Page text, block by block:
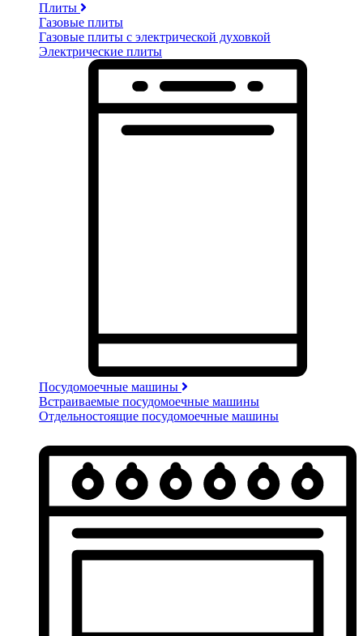
Плиты
Газовые плиты
Газовые плиты с электрической духовкой
Электрические плиты
Посудомоечные машины
Встраиваемые посудомоечные машины
Отдельностоящие посудомоечные машины